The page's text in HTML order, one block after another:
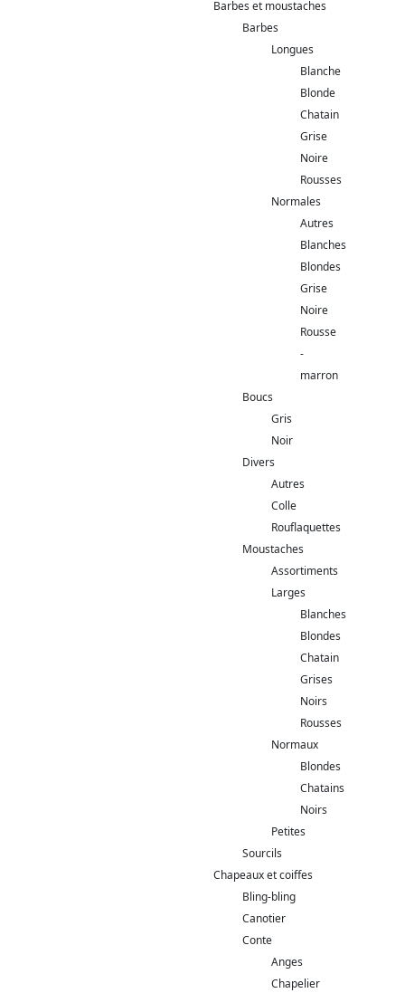
Barbes et moustaches
Barbes
Longues
Blanche
Blonde
Chatain
Grise
Noire
Rousses
Normales
Autres
Blanches
Blondes
Grise
Noire
Rousse
-
marron
Boucs
Gris
Noir
Divers
Autres
Colle
Rouflaquettes
Moustaches
Assortiments
Larges
Blanches
Blondes
Chatain
Grises
Noirs
Rousses
Normaux
Blondes
Chatains
Noirs
Petites
Sourcils
Chapeaux et coiffes
Bling-bling
Canotier
Conte
Anges
Chapelier